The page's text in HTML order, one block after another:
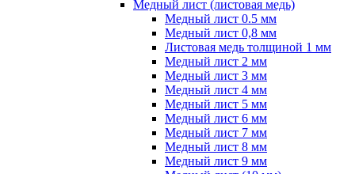
Медный лист (листовая медь)
Медный лист 0.5 мм
Медный лист 0,8 мм
Листовая медь толщиной 1 мм
Медный лист 2 мм
Медный лист 3 мм
Медный лист 4 мм
Медный лист 5 мм
Медный лист 6 мм
Медный лист 7 мм
Медный лист 8 мм
Медный лист 9 мм